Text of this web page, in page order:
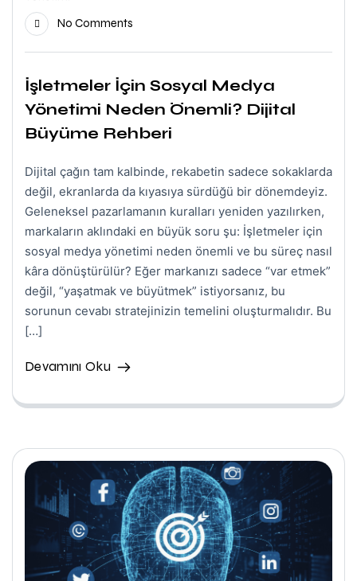
No Comments
İşletmeler İçin Sosyal Medya
Yönetimi Neden Önemli? Dijital
Büyüme Rehberi
Dijital çağın tam kalbinde, rekabetin sadece sokaklarda
değil, ekranlarda da kıyasıya sürdüğü bir dönemdeyiz.
Geleneksel pazarlamanın kuralları yeniden yazılırken,
markaların aklındaki en büyük soru şu: İşletmeler için
sosyal medya yönetimi neden önemli ve bu süreç nasıl
kâra dönüştürülür? Eğer markanızı sadece “var etmek”
değil, “yaşatmak ve büyütmek” istiyorsanız, bu
sorunun cevabı stratejinizin temelini oluşturmalıdır. Bu
[…]
Devamını Oku